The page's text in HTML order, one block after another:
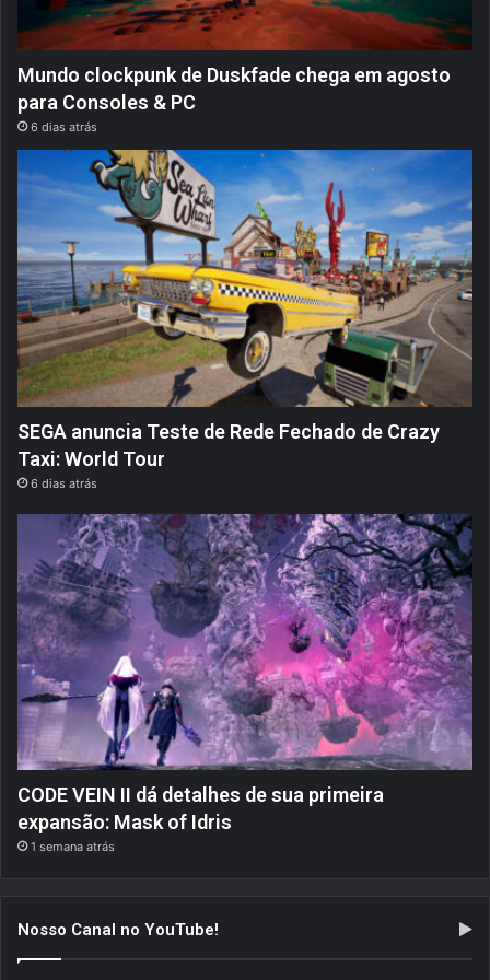
Mundo clockpunk de Duskfade chega em agosto
para Consoles & PC
6 dias atrás
SEGA anuncia Teste de Rede Fechado de Crazy
Taxi: World Tour
6 dias atrás
CODE VEIN II dá detalhes de sua primeira
expansão: Mask of Idris
1 semana atrás
Nosso Canal no YouTube!